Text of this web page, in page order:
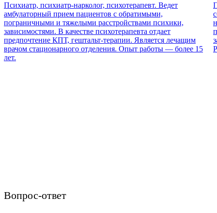
Психиатр, психиатр-нарколог, психотерапевт. Ведет
амбулаторный прием пациентов с обратимыми,
пограничными и тяжелыми расстройствами психики,
зависимостями. В качестве психотерапевта отдает
предпочтение КПТ, гештальт-терапии. Является лечащим
врачом стационарного отделения. Опыт работы — более 15
лет.
Вопрос-ответ